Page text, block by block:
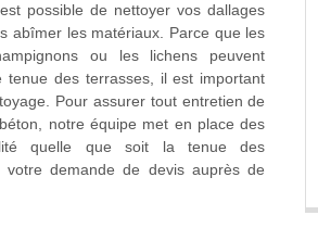
possible de nettoyer vos dallages
abîmer les matériaux. Parce que les
ou les lichens peuvent
tenue des terrasses, il est important
Pour assurer tout entretien de
notre équipe met en place des
quelle que soit la tenue des
votre demande de devis auprès de